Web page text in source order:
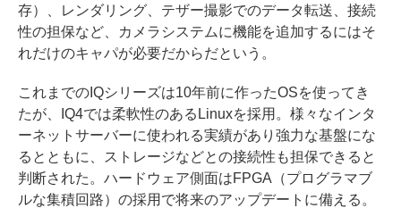
存）、レンダリング、テザー撮影でのデータ転送、接続
性の担保など、カメラシステムに機能を追加するにはそ
れだけのキャパが必要だからだという。
これまでのIQシリーズは10年前に作ったOSを使ってき
たが、IQ4では柔軟性のあるLinuxを採用。様々なインタ
ーネットサーバーに使われる実績があり強力な基盤にな
るとともに、ストレージなどとの接続性も担保できると
判断された。ハードウェア側面はFPGA（プログラマブ
ルな集積回路）の採用で将来のアップデートに備える。